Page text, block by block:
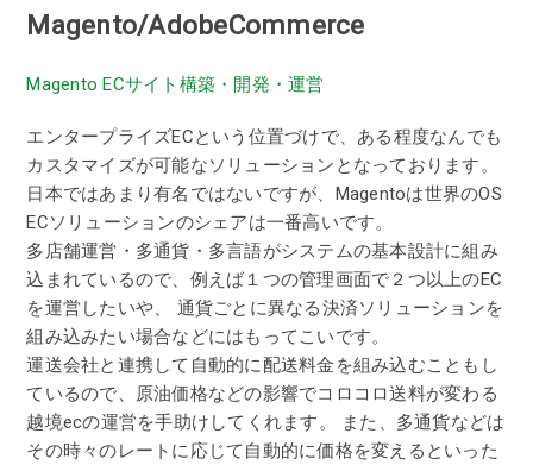
Magento/AdobeCommerce
Magento ECサイト構築・開発・運営
エンタープライズECという位置づけで、ある程度なんでも
カスタマイズが可能なソリューションとなっております。
日本ではあまり有名ではないですが、Magentoは世界のOS
ECソリューションのシェアは一番高いです。
多店舗運営・多通貨・多言語がシステムの基本設計に組み
込まれているので、例えば１つの管理画面で２つ以上のEC
を運営したいや、 通貨ごとに異なる決済ソリューションを
組み込みたい場合などにはもってこいです。
運送会社と連携して自動的に配送料金を組み込むこともし
ているので、原油価格などの影響でコロコロ送料が変わる
越境ecの運営を手助けしてくれます。 また、多通貨などは
その時々のレートに応じて自動的に価格を変えるといった